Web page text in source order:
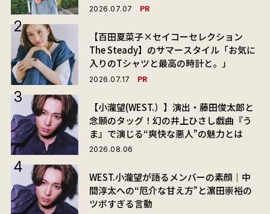
2026.07.07 PR
【百田夏菜子×セイコーセレクション
The Steady】のサマースタイル「お気に
入りのTシャツと最高の時計と。」
2026.07.17 PR
【小瀧望(WEST.）】演出・藤田俊太郎と
念願のタッグ！幻の井上ひさし戯曲『う
ま』で演じる“爽快な悪人”の魅力とは
2026.08.06
WEST.小瀧望が語るメンバーの素顔｜中
間淳太への“厄介な甘え方”と濵田崇裕の
ツボすぎる言動